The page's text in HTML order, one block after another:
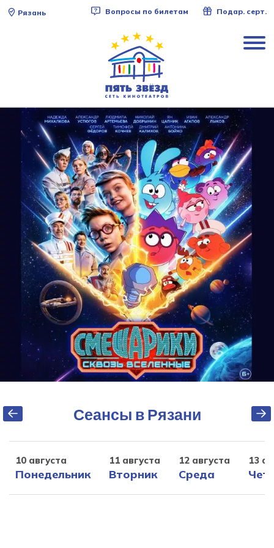
Рязань Вопросы по билетам Подар. серт.
Сеансы в Рязани
10 августа
Понедельник
11 августа
Вторник
12 августа
Среда
13